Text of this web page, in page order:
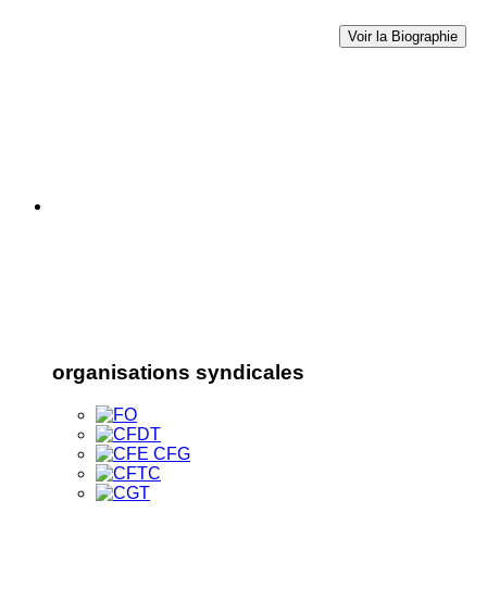
Voir la Biographie
organisations syndicales